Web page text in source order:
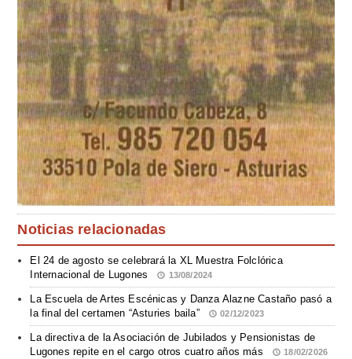
Noticias relacionadas
El 24 de agosto se celebrará la XL Muestra Folclórica
Internacional de Lugones
13/08/2024
La Escuela de Artes Escénicas y Danza Alazne Castaño pasó a
la final del certamen “Asturies baila”
02/12/2023
La directiva de la Asociación de Jubilados y Pensionistas de
Lugones repite en el cargo otros cuatro años más
18/02/2026